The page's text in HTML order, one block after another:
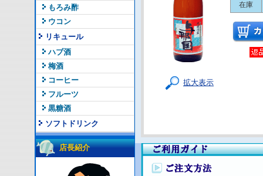
もろみ酢
ウコン
リキュール
ハブ酒
梅酒
コーヒー
フルーツ
黒糖酒
ソフトドリンク
店長紹介
拡大表示
在庫